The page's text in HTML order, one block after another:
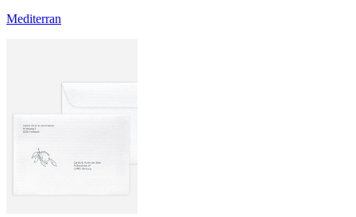
Mediterran